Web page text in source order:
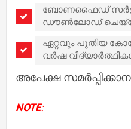
ബോണഫൈഡ്
ഡൗൺലോഡ്
ഏറ്റവും പുതിയ
വർഷ
അപേക്ഷ
NOTE: